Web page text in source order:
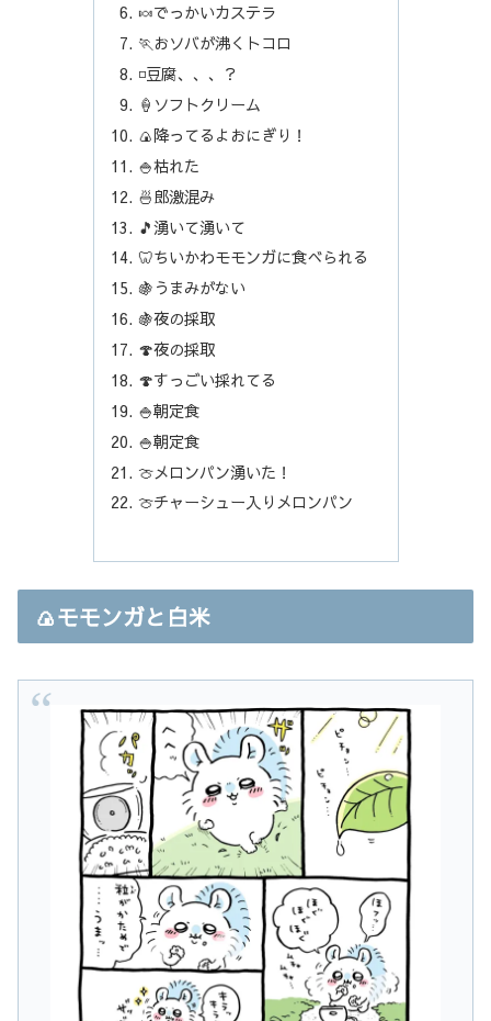
🍬でっかいカステラ
🏃おソバが沸くトコロ
◽️豆腐、、、？
🍦ソフトクリーム
🍙降ってるよおにぎり！
🍚枯れた
🍜郎激混み
🎵湧いて湧いて
🦷ちいかわモモンガに食べられる
🍇うまみがない
🍇夜の採取
🍄夜の採取
🍄すっごい採れてる
🍚朝定食
🍚朝定食
🍈メロンパン湧いた！
🍈チャーシュー入りメロンパン
🍙モモンガと白米